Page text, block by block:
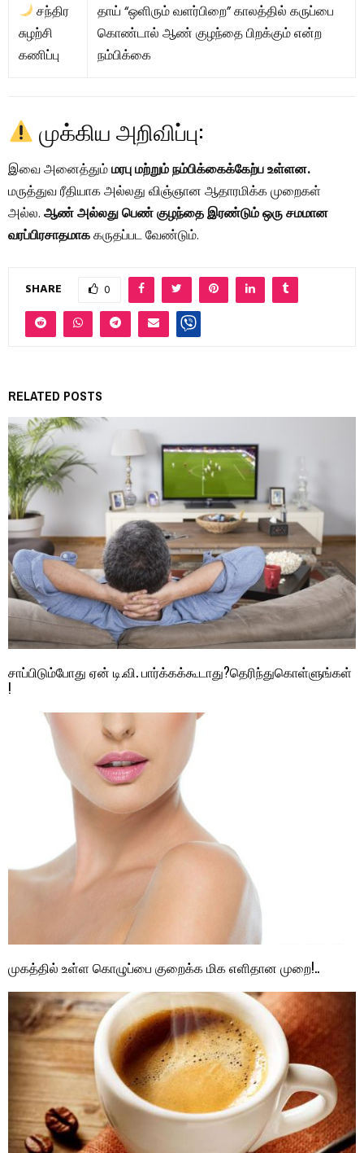
சந்திர
சுழற்சி
கணிப்பு
தாய் “ஒளிரும் வளர்பிறை” காலத்தில் கருப்பை
கொண்டால் ஆண் குழந்தை பிறக்கும் என்ற
நம்பிக்கை
முக்கிய அறிவிப்பு:
இவை அனைத்தும்மரபு மற்றும் நம்பிக்கைக்கேற்ப உள்ளன.
மருத்துவ ரீதியாக அல்லது விஞ்ஞான ஆதாரமிக்க முறைகள்
அல்ல.ஆண் அல்லது பெண் குழந்தை இரண்டும் ஒரு சமமான
வரப்பிரசாதமாககருதப்பட வேண்டும்.
SHARE 0
RELATED POSTS
சாப்பிடும்போது ஏன் டி.வி. பார்க்கக்கூடாது?தெரிந்துகொள்ளுங்கள்
!
முகத்தில் உள்ள கொழுப்பை குறைக்க மிக எளிதான முறை!..